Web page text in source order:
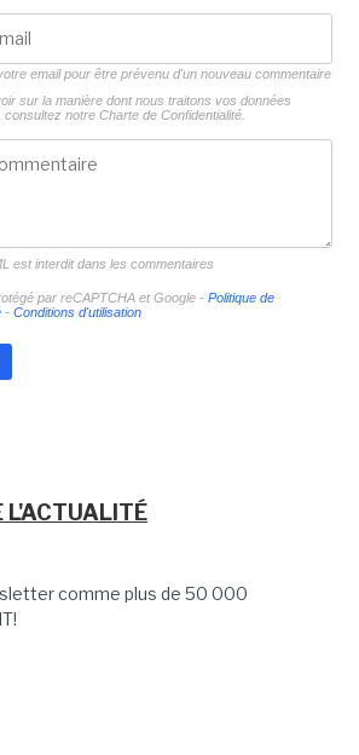
email pour être prévenu d'un nouveau commentaire
sur la manière dont nous traitons vos données
consultez notre Charte de Confidentialité.
est interdit dans les commentaires
par reCAPTCHA et Google - Politique de
- Conditions d'utilisation
L'ACTUALITÉ
comme plus de 50 000